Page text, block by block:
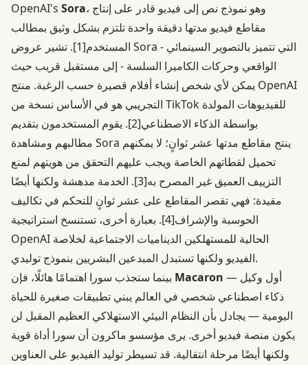
OpenAI's Sora، وهو نموذج نص إلى فيديو قادر على إنتاج
مقاطع فيديو مدتها دقيقة واحدة تلتزم بشكل وثيق بمطالب
المستخدم[1]
. تشير عروض Sora - التي تتميز بالتصوير السينمائي
الواقعي وحركات الكاميرا السلسة - إلى مستقبل قريب حيث
يمكن لأي شخص إنشاء أفلام قصيرة حسب الرغبة. منتج OpenAI
التجريبي هو في الأساس نسخة من TikTok للفيديوهات المولدة
بواسطة الذكاء الاصطناعي[2]
. يقوم المستخدمون بتقديم
مطالبهم ومشاهدة Sora ينتج مقاطع مدتها عشر ثوانٍ؛ لا يمكنهم
تحميل لقطاتهم الخاصة ويجب عليهم التحقق من هويتهم لمنع
التزييف العميق غير المصرح به[3]
. الخدمة مدهشة ولكنها أيضًا
مقيدة: فهي تقصر المقاطع على عشر ثوانٍ للتحكم في تكاليف
الحوسبة والإشراف[4]
. بعبارة أخرى، تستنسخ استراتيجية
OpenAI الحالية للمستهلكين الديناميات الاجتماعية لخلاصة
الفيديو ولكنها تستبدل المبدعين البشريين بنموذج توليدي.
Macaron — أول وكيل
ذكاء اصطناعي شخصي في العالم يبني تطبيقات صغيرة للحياة
اليومية — يجادل بأن النظام البيئي الاستهلاكي العظيم المقبل لن
يكون منصة فيديو أخرى. يرى مؤسسو ماكرون أن سورا أداة قوية
ولكنها أيضًا مرحلة انتقالية. قد تسيطر توليد الفيديو على العناوين